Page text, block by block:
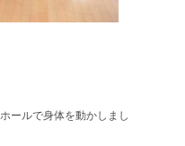
ールで身体を動かしまし